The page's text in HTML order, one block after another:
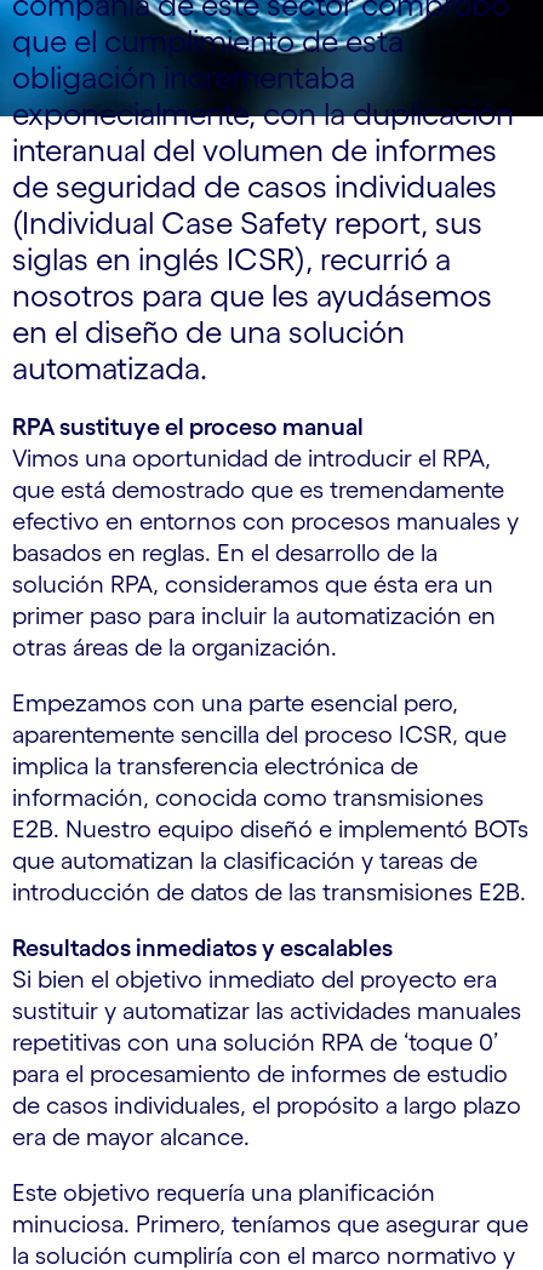
que el cumplimiento de esta
obligación incrementaba
exponecialmente, con la duplicación
interanual del volumen de informes
de seguridad de casos individuales
(Individual Case Safety report, sus
siglas en inglés ICSR), recurrió a
nosotros para que les ayudásemos
en el diseño de una solución
automatizada.
RPA sustituye el proceso manual
Vimos una oportunidad de introducir el RPA,
que está demostrado que es tremendamente
efectivo en entornos con procesos manuales y
basados en reglas. En el desarrollo de la
solución RPA, consideramos que ésta era un
primer paso para incluir la automatización en
otras áreas de la organización.
Empezamos con una parte esencial pero,
aparentemente sencilla del proceso ICSR, que
implica la transferencia electrónica de
información, conocida como transmisiones
E2B. Nuestro equipo diseñó e implementó BOTs
que automatizan la clasificación y tareas de
introducción de datos de las transmisiones E2B.
Resultados inmediatos y escalables
Si bien el objetivo inmediato del proyecto era
sustituir y automatizar las actividades manuales
repetitivas con una solución RPA de ‘toque 0’
para el procesamiento de informes de estudio
de casos individuales, el propósito a largo plazo
era de mayor alcance.
Este objetivo requería una planificación
minuciosa. Primero, teníamos que asegurar que
la solución cumpliría con el marco normativo y